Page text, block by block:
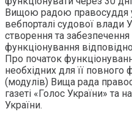
Вищою радою правосуддя у
вебпорталі судової влади
створення та забезпечення
функціонування
Про початок
необхідних для її повного
(модулів) Вища рада
газеті «Голос України» та
України.